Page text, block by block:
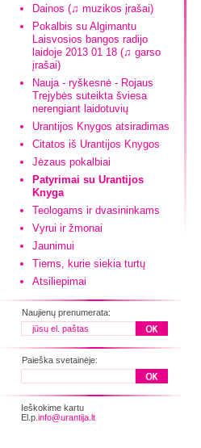
Dainos (♫ muzikos įrašai)
Pokalbis su Algimantu
Laisvosios bangos radijo
laidoje 2013 01 18 (♫ garso
įrašai)
Nauja - ryškesnė - Rojaus
Trejybės suteikta šviesa
nerengiant laidotuvių
Urantijos Knygos atsiradimas
Citatos iš Urantijos Knygos
Jėzaus pokalbiai
Patyrimai su Urantijos
Knyga
Teologams ir dvasininkams
Vyrui ir žmonai
Jaunimui
Tiems, kurie siekia turtų
Atsiliepimai
Naujienų prenumerata:
Paieška svetainėje:
Ieškokime kartu
El.p. info@urantija.lt